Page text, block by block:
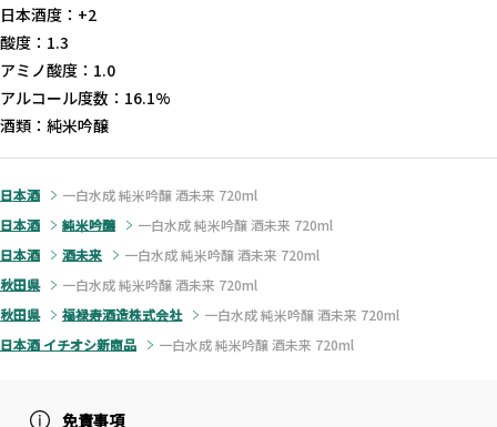
日本酒度：+2
酸度：1.3
アミノ酸度：1.0
アルコール度数：16.1%
酒類：純米吟醸
日本酒
一白水成 純米吟醸 酒未来 720ml
日本酒
純米吟醸
一白水成 純米吟醸 酒未来 720ml
日本酒
酒未来
一白水成 純米吟醸 酒未来 720ml
秋田県
一白水成 純米吟醸 酒未来 720ml
秋田県
福禄寿酒造株式会社
一白水成 純米吟醸 酒未来 720ml
日本酒 イチオシ新商品
一白水成 純米吟醸 酒未来 720ml
免責事項